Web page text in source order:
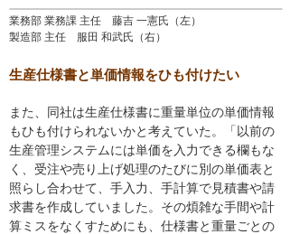
業務部 業務課 主任 藤吉 一憲氏（左）
製造部 主任 服田 和武氏（右）
生産仕様書と単価情報をひも付けたい
また、同社は生産仕様書に重量単位の単価情報
もひも付けられないかと考えていた。「以前の
生産管理システムには単価を入力できる欄もな
く、受注や売り上げ処理のたびに別の単価表と
照らし合わせて、手入力、手計算で見積書や請
求書を作成していました。その煩雑な手間や計
算ミスをなくすためにも、仕様書と重量ごとの